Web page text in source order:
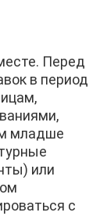
Перед
в период
младше
или
с